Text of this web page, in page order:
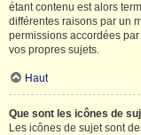
étant contenu est alors
différentes raisons par un
permissions accordées
vos propres sujets.
Haut
Que sont les icônes de
Les icônes de sujet sont